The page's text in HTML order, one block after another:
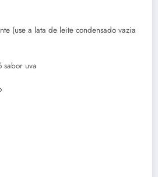
(use a lata de leite condensado vazia
sabor uva